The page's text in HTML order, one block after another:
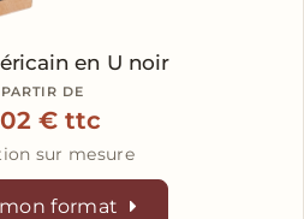
en U noir
DE
€ ttc
sur mesure
format